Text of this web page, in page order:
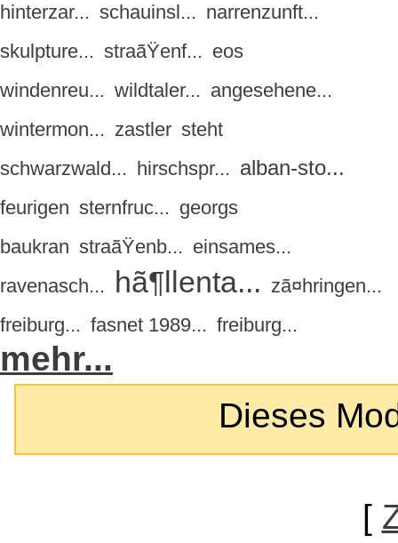
hinterzar... schauinsl... narrenzunft...
skulpture... straãŸenf... eos
windenreu... wildtaler... angesehene...
wintermon... zastler steht
schwarzwald... hirschspr... alban-sto...
feurigen sternfruc... georgs
baukran straãŸenb... einsames...
ravenasch... hã¶llenta... zã¤hringen...
freiburg... fasnet 1989... freiburg...
mehr...
Dieses
[